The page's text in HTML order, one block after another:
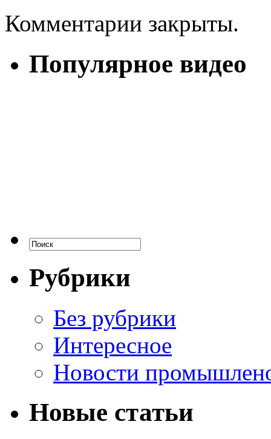
Комментарии закрыты.
Популярное видео
Рубрики
Без рубрики
Интересное
Новости
Новые статьи